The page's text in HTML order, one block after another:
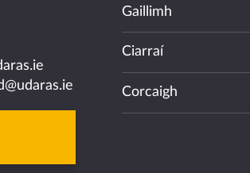
Gaillimh
Ciarraí
Corcaigh